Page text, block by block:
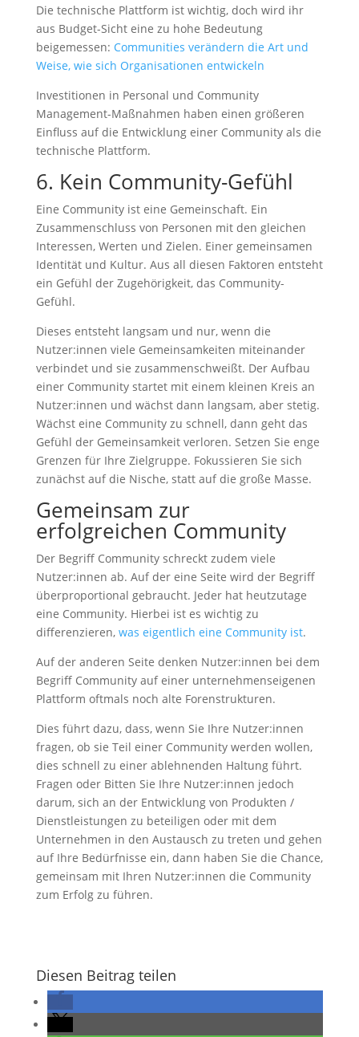
Die technische Plattform ist wichtig, doch wird ihr
aus Budget-Sicht eine zu hohe Bedeutung
beigemessen: Communities verändern die Art und
Weise, wie sich Organisationen entwickeln
Investitionen in Personal und Community
Management-Maßnahmen haben einen größeren
Einfluss auf die Entwicklung einer Community als die
technische Plattform.
6. Kein Community-Gefühl
Eine Community ist eine Gemeinschaft. Ein
Zusammenschluss von Personen mit den gleichen
Interessen, Werten und Zielen. Einer gemeinsamen
Identität und Kultur. Aus all diesen Faktoren entsteht
ein Gefühl der Zugehörigkeit, das Community-
Gefühl.
Dieses entsteht langsam und nur, wenn die
Nutzer:innen viele Gemeinsamkeiten miteinander
verbindet und sie zusammenschweißt. Der Aufbau
einer Community startet mit einem kleinen Kreis an
Nutzer:innen und wächst dann langsam, aber stetig.
Wächst eine Community zu schnell, dann geht das
Gefühl der Gemeinsamkeit verloren. Setzen Sie enge
Grenzen für Ihre Zielgruppe. Fokussieren Sie sich
zunächst auf die Nische, statt auf die große Masse.
Gemeinsam zur
erfolgreichen Community
Der Begriff Community schreckt zudem viele
Nutzer:innen ab. Auf der eine Seite wird der Begriff
überproportional gebraucht. Jeder hat heutzutage
eine Community. Hierbei ist es wichtig zu
differenzieren, was eigentlich eine Community ist.
Auf der anderen Seite denken Nutzer:innen bei dem
Begriff Community auf einer unternehmenseigenen
Plattform oftmals noch alte Forenstrukturen.
Dies führt dazu, dass, wenn Sie Ihre Nutzer:innen
fragen, ob sie Teil einer Community werden wollen,
dies schnell zu einer ablehnenden Haltung führt.
Fragen oder Bitten Sie Ihre Nutzer:innen jedoch
darum, sich an der Entwicklung von Produkten /
Dienstleistungen zu beteiligen oder mit dem
Unternehmen in den Austausch zu treten und gehen
auf Ihre Bedürfnisse ein, dann haben Sie die Chance,
gemeinsam mit Ihren Nutzer:innen die Community
zum Erfolg zu führen.
Diesen Beitrag teilen